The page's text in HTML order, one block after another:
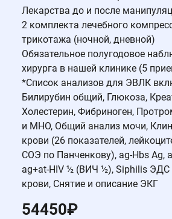
Лекарства до и после
2 комплекта лечебного
трикотажа (ночной, дневной)
Обязательное полугодовое
хирурга в нашей клинике (5
*Список анализов для ЭВЛК
Билирубин общий, Глюкоза,
Холестерин, Фибриноген,
и МНО, Общий анализ мочи,
крови (26 показателей,
СОЭ по Панченкову), ag-Hbs Ag,
ag+at-HIV ½ (ВИЧ ½), Siphilis
крови, Снятие и описание ЭКГ
54450₽